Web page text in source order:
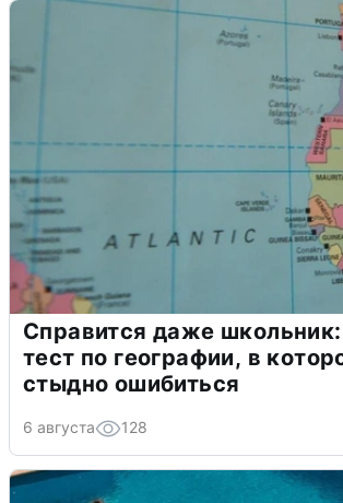
Справится даже
тест по географии, в
стыдно ошибиться
6 августа 128